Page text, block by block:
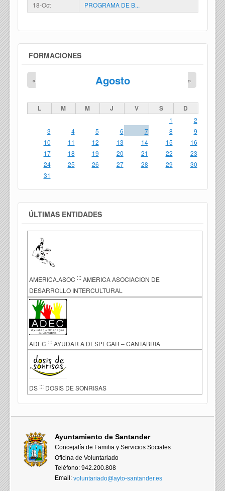
18-Oct PROGRAMA DE B...
FORMACIONES
Agosto
« »
L M M J V S D
1
2
3
4 5 6 7 8
9
10
11 12 13 14 15
16
17
18 19 20 21 22
23
24
25 26 27 28 29
30
31
ÚLTIMAS ENTIDADES
AMERICA.ASOC ::: AMERICA ASOCIACION DE
DESARROLLO INTERCULTURAL
ADEC ::: AYUDAR A DESPEGAR – CANTABRIA
DS ::: DOSIS DE SONRISAS
Ayuntamiento de Santander
Concejalía de Familia y Servicios Sociales
Oficina de Voluntariado
Teléfono: 942.200.808
Email:voluntariado@ayto-santander.es